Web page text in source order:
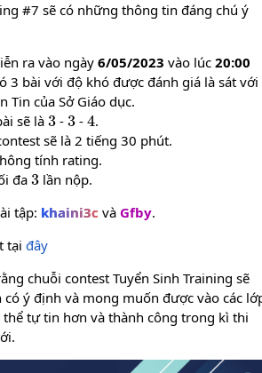
#7 sẽ có những thông tin đáng chú ý
ra vào ngày 6/05/2023 vào lúc 20:00
3 bài với độ khó được đánh giá là sát với
Tin của Sở Giáo dục.
sẽ là
3
-
3
-
4
.
sẽ là 2 tiếng 30 phút.
tính rating.
đa
3
lần nộp.
tập: khaini3c và Gfby.
tại đây
chuỗi contest Tuyển Sinh Training sẽ
có ý định và mong muốn được vào các
thể tự tin hơn và thành công trong kì thi